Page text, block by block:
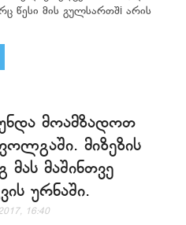
წესი მის გულსართშi არის
მოამზადოთ
მიზეზის
მას მაშინთვე
ურნაში.
16:40